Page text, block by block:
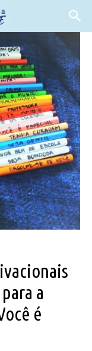
a
é